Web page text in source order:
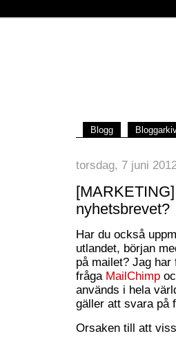
Blogg
torsdag, 7 juni
nyhetsbrevet?
Har du också
utlandet, början
på mailet? Jag
fråga MailChimp
används i hela
gäller att svara på
Orsaken till att